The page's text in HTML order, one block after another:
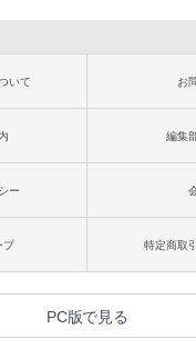
いて お
編集
ー
プ 特定商取
PC版で見る